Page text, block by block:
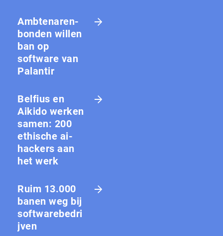
Amb­te­na­ren­
bon­den willen
ban op
software van
Palantir
Belfius en
Aikido werken
samen: 200
ethische ai-
hackers aan
het werk
Ruim 13.000
banen weg bij
softwarebedri
jven